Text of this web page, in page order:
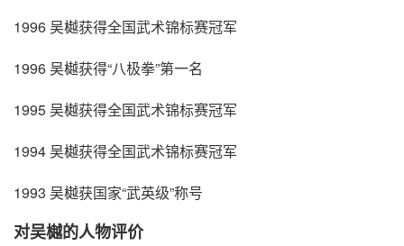
1996 吴樾获得全国武术锦标赛冠军
1996 吴樾获得“八极拳”第一名
1995 吴樾获得全国武术锦标赛冠军
1994 吴樾获得全国武术锦标赛冠军
1993 吴樾获国家“武英级”称号
对吴樾的人物评价